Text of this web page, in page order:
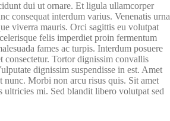
dui ut ornare. Et ligula ullamcorper
consequat interdum varius. Venenatis urna
viverra mauris. Orci sagittis eu volutpat
felis imperdiet proin fermentum
fames ac turpis. Interdum posuere
consectetur. Tortor dignissim convallis
dignissim suspendisse in est. Amet
nunc. Morbi non arcu risus quis. Sit amet
ultricies mi. Sed blandit libero volutpat sed